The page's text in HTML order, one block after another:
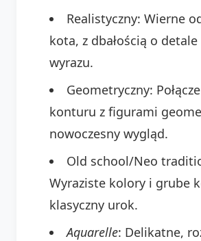
Realistyczny: Wierne
kota, z dbałością o
wyrazu.
Geometryczny:
konturu z figurami
nowoczesny wygląd.
Old school/Neo
Wyraziste kolory i grube
klasyczny urok.
Aquarelle: Delikatne,